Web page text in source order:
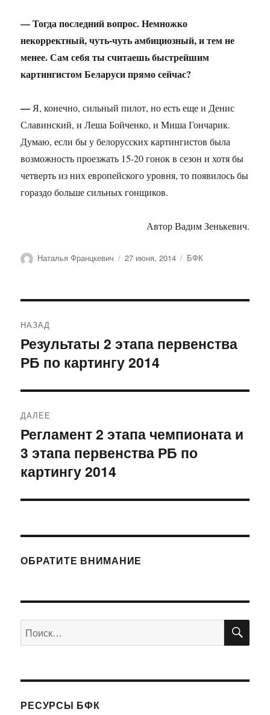
— Тогда последний вопрос. Немножко
некорректный, чуть-чуть амбициозный, и тем не
менее. Сам себя ты считаешь быстрейшим
картингистом Беларуси прямо сейчас?
—Я, конечно, сильный пилот, но есть еще и Денис
Славинский, и Леша Бойченко, и Миша Гончарик.
Думаю, если бы у белорусских картингистов была
возможность проезжать 15-20 гонок в сезон и хотя бы
четверть из них европейского уровня, то появилось бы
гораздо больше сильных гонщиков.
Автор Вадим Зенькевич.
Автор
Наталья Францкевич Опубликовано
27 июня, 2014 Рубрики
БФК
по
записям
НАЗАД
Предыдущая
запись:
Результаты 2 этапа первенства
РБ по картингу 2014
ДАЛЕЕ
Следующая
запись:
Регламент 2 этапа чемпионата и
3 этапа первенства РБ по
картингу 2014
ОБРАТИТЕ ВНИМАНИЕ
Искать:
РЕСУРСЫ БФК